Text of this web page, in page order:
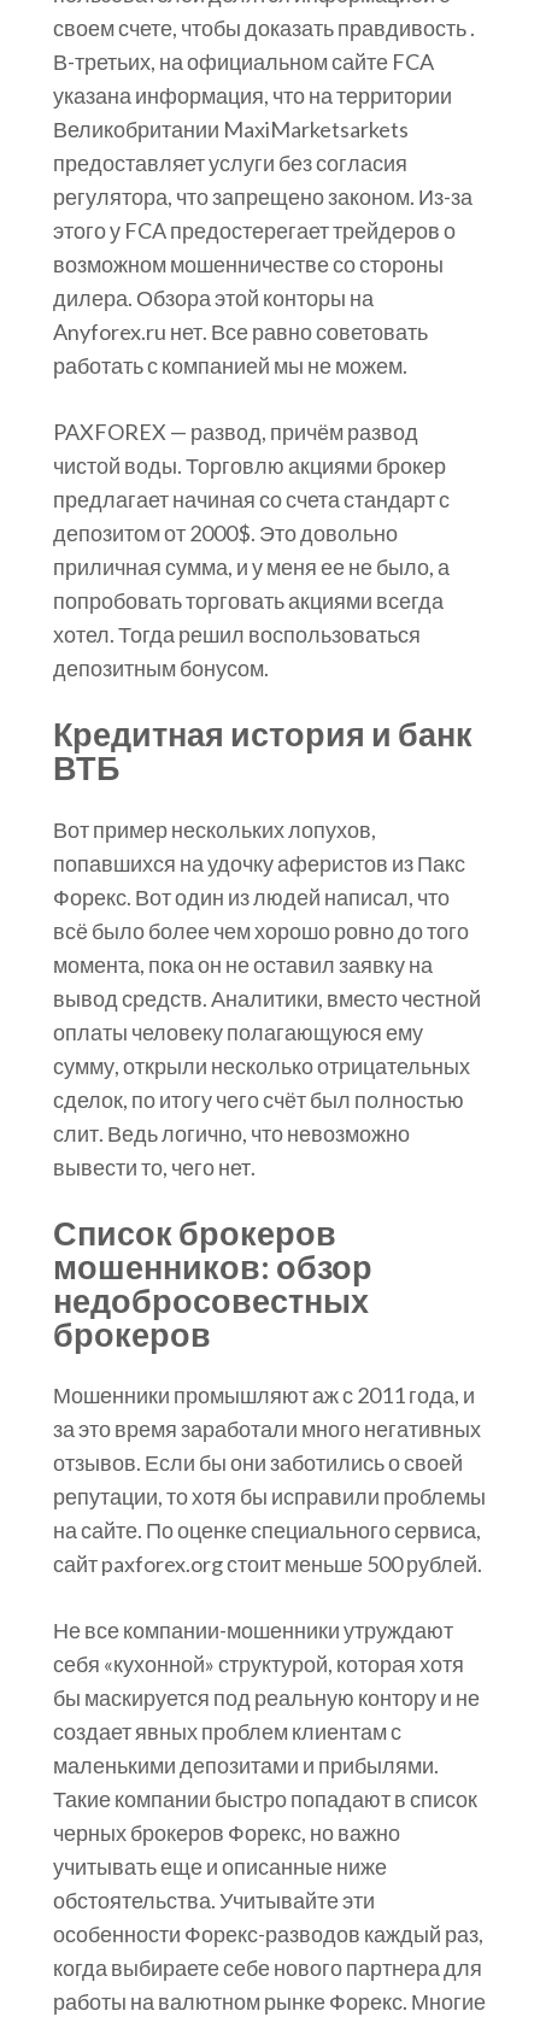
своем счете, чтобы доказать правдивость .
В-третьих, на официальном сайте FCA
указана информация, что на территории
Великобритании MaxiMarketsarkets
предоставляет услуги без согласия
регулятора, что запрещено законом. Из-за
этого у FCA предостерегает трейдеров о
возможном мошенничестве со стороны
дилера. Обзора этой конторы на
Anyforex.ru нет. Все равно советовать
работать с компанией мы не можем.
PAXFOREX — развод, причём развод
чистой воды. Торговлю акциями брокер
предлагает начиная со счета стандарт с
депозитом от 2000$. Это довольно
приличная сумма, и у меня ее не было, а
попробовать торговать акциями всегда
хотел. Тогда решил воспользоваться
депозитным бонусом.
Кредитная история и банк
ВТБ
Вот пример нескольких лопухов,
попавшихся на удочку аферистов из Пакс
Форекс. Вот один из людей написал, что
всё было более чем хорошо ровно до того
момента, пока он не оставил заявку на
вывод средств. Аналитики, вместо честной
оплаты человеку полагающуюся ему
сумму, открыли несколько отрицательных
сделок, по итогу чего счёт был полностью
слит. Ведь логично, что невозможно
вывести то, чего нет.
Список брокеров
мошенников: обзор
недобросовестных
брокеров
Мошенники промышляют аж с 2011 года, и
за это время заработали много негативных
отзывов. Если бы они заботились о своей
репутации, то хотя бы исправили проблемы
на сайте. По оценке специального сервиса,
сайт paxforex.org стоит меньше 500 рублей.
Не все компании-мошенники утруждают
себя «кухонной» структурой, которая хотя
бы маскируется под реальную контору и не
создает явных проблем клиентам с
маленькими депозитами и прибылями.
Такие компании быстро попадают в список
черных брокеров Форекс, но важно
учитывать еще и описанные ниже
обстоятельства. Учитывайте эти
особенности Форекс-разводов каждый раз,
когда выбираете себе нового партнера для
работы на валютном рынке Форекс. Многие